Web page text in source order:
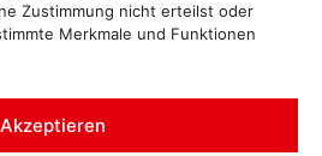
Zustimmung nicht erteilst oder
Merkmale und Funktionen
Akzeptieren